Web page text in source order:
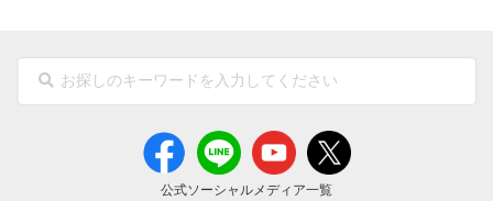
公式ソーシャルメディア一覧